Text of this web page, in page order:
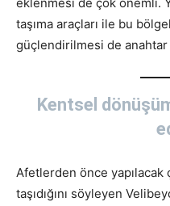
taşıma araçları ile bu
güçlendirilmesi de anahtar
Kentsel
Afetlerden önce yapılacak
taşıdığını söyleyen